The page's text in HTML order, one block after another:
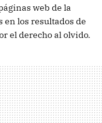
web de la
los resultados de
el derecho al olvido.